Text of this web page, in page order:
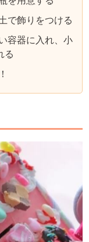
で飾りをつける
容器に入れ、小
る